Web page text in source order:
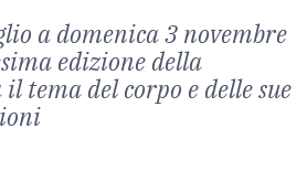
a domenica 3 novembre
edizione della
tema del corpo e delle sue